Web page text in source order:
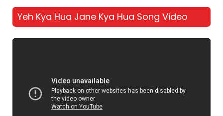
Yeh Kya Hua Jane Kya Hua Song Video